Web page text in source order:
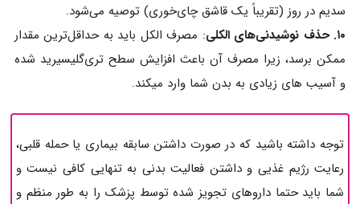
سدیم در روز (تقریباً یک قاشق چای‌خوری) توصیه می‌شود.
۱۰. حذف نوشیدنی‌های الکلی
: مصرف الکل باید به حداقل‌ترین مقدار
ممکن برسد، زیرا مصرف آن باعث افزایش سطح تری‌گلیسیرید شده
و آسیب های زیادی به بدن شما وارد میکند.
توجه داشته باشید که در صورت داشتن سابقه بیماری یا حمله قلبی،
رعایت رژیم غذیی و داشتن فعالیت بدنی به تنهایی کافی نیست و
شما باید حتما داروهای تجویز شده توسط پزشک را به طور منظم و